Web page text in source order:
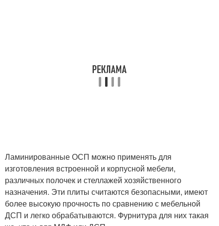
Ламинированные ОСП можно применять для
изготовления встроенной и корпусной мебели,
различных полочек и стеллажей хозяйственного
назначения. Эти плиты считаются безопасными, имеют
более высокую прочность по сравнению с мебельной
ДСП и легко обрабатываются. Фурнитура для них такая